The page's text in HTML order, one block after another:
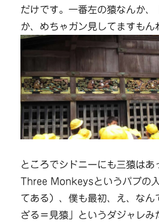
だけです。一番左の猿なんか、
か、めちゃガン見してますもん
ところでシドニーにも三猿はあ
Three Monkeysというパブの
てある）、僕も最初、え、なん
ざる＝見猿」というダジャレみ